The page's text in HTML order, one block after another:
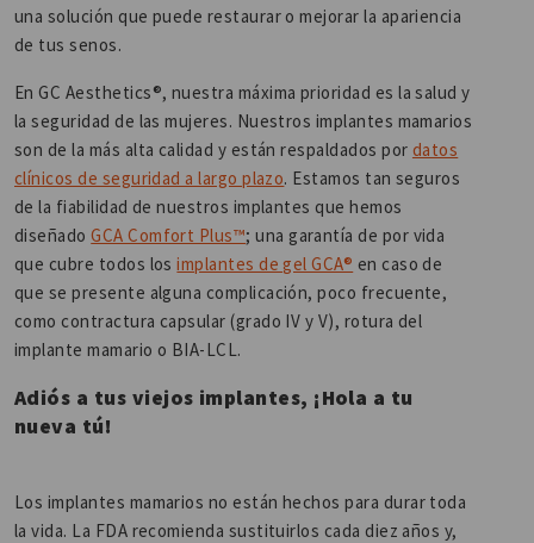
una solución que puede restaurar o mejorar la apariencia
de tus senos.
En GC Aesthetics®, nuestra máxima prioridad es la salud y
la seguridad de las mujeres. Nuestros implantes mamarios
son de la más alta calidad y están respaldados por datos
clínicos de seguridad a largo plazo. Estamos tan seguros
de la fiabilidad de nuestros implantes que hemos
diseñadoGCA Comfort Plus™; una garantía de por vida
que cubre todos losimplantes de gel GCA® en caso de
que se presente alguna complicación, poco frecuente,
como contractura capsular (grado IV y V), rotura del
implante mamario o BIA-LCL.
Adiós a tus viejos implantes, ¡Hola a tu
nueva tú!
Los implantes mamarios no están hechos para durar toda
la vida. La FDA recomienda sustituirlos cada diez años y,